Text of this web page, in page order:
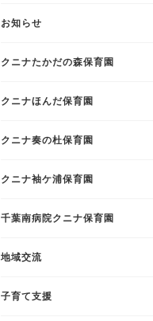
お知らせ
クニナたかだの森保育園
クニナほんだ保育園
クニナ奏の杜保育園
クニナ袖ケ浦保育園
千葉南病院クニナ保育園
地域交流
子育て支援